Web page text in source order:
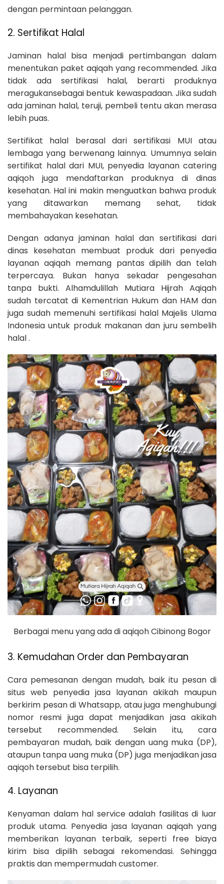
dengan permintaan pelanggan.
2. Sertifikat Halal
Jaminan halal bisa menjadi pertimbangan dalam
menentukan paket aqiqah yang recommended. Jika
tidak ada sertifikasi halal, berarti produknya
meragukansebagai bentuk kewaspadaan. Jika sudah
ada jaminan halal, teruji, pembeli tentu akan merasa
lebih puas.
Sertifikat halal berasal dari sertifikasi MUI atau
lembaga yang berwenang lainnya. Umumnya selain
sertifikat halal dari MUI, penyedia layanan catering
aqiqoh juga mendaftarkan produknya di dinas
kesehatan. Hal ini makin menguatkan bahwa produk
yang ditawarkan memang sehat, tidak
membahayakan kesehatan.
Dengan adanya jaminan halal dan sertifikasi dari
dinas kesehatan membuat produk dari penyedia
layanan aqiqah memang pantas dipilih dan telah
terpercaya. Bukan hanya sekadar pengesahan
tanpa bukti. Alhamdulillah Mutiara Hijrah Aqiqah
sudah tercatat di Kementrian Hukum dan HAM dan
juga sudah memenuhi sertifikasi halal Majelis Ulama
Indonesia untuk produk makanan dan juru sembelih
halal .
Berbagai menu yang ada di aqiqoh Cibinong Bogor
3. Kemudahan Order dan Pembayaran
Cara pemesanan dengan mudah, baik itu pesan di
situs web penyedia jasa layanan akikah maupun
berkirim pesan di Whatsapp, atau juga menghubungi
nomor resmi juga dapat menjadikan jasa akikah
tersebut recommended. Selain itu, cara
pembayaran mudah, baik dengan uang muka (DP),
ataupun tanpa uang muka (DP) juga menjadikan jasa
aqiqoh tersebut bisa terpilih.
4. Layanan
Kenyaman dalam hal service adalah fasilitas di luar
produk utama. Penyedia jasa layanan aqiqah yang
memberikan layanan terbaik, seperti free biaya
kirim bisa dipilih sebagai rekomendasi. Sehingga
praktis dan mempermudah customer.